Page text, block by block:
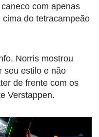
com apenas
do tetracampeão
Norris mostrou
seu estilo e não
de frente com os
Verstappen.